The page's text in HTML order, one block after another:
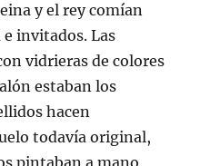
y el rey comían
invitados. Las
vidrieras de colores
estaban los
hacen
todavía original,
pintaban a mano.